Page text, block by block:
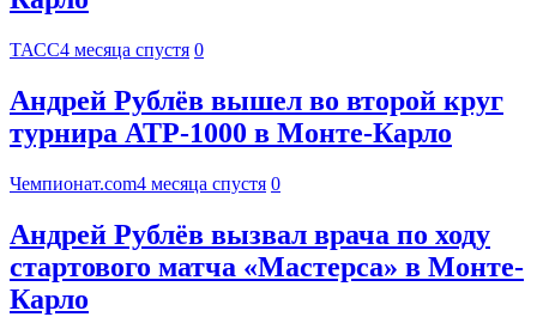
ТАСС4 месяца спустя 0
Андрей Рублёв вышел во второй круг
турнира АТР-1000 в Монте-Карло
Чемпионат.com4 месяца спустя 0
Андрей Рублёв вызвал врача по ходу
стартового матча «Мастерса» в Монте-
Карло